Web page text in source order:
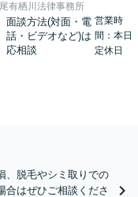
有栖川法律事務所
面談方法(対面・電
話・ビデオなど)は
応相談
営業時
間：本日
定休日
、脱毛やシミ取りでの
合はぜひご相談くださ